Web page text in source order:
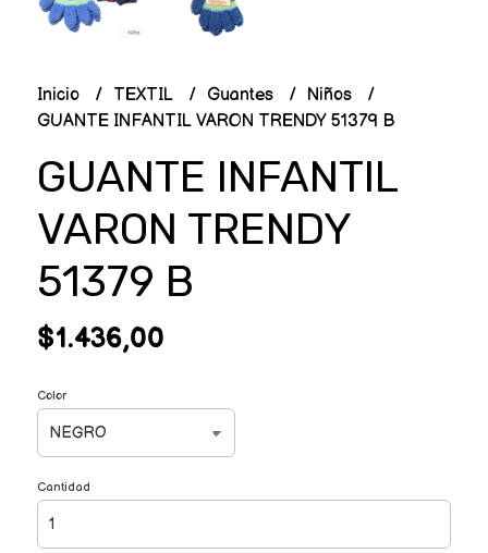
Inicio TEXTIL Guantes
Niños
GUANTE INFANTIL VARON TRENDY 51379 B
GUANTE INFANTIL
VARON TRENDY
51379 B
$1.436,00
Color
Cantidad